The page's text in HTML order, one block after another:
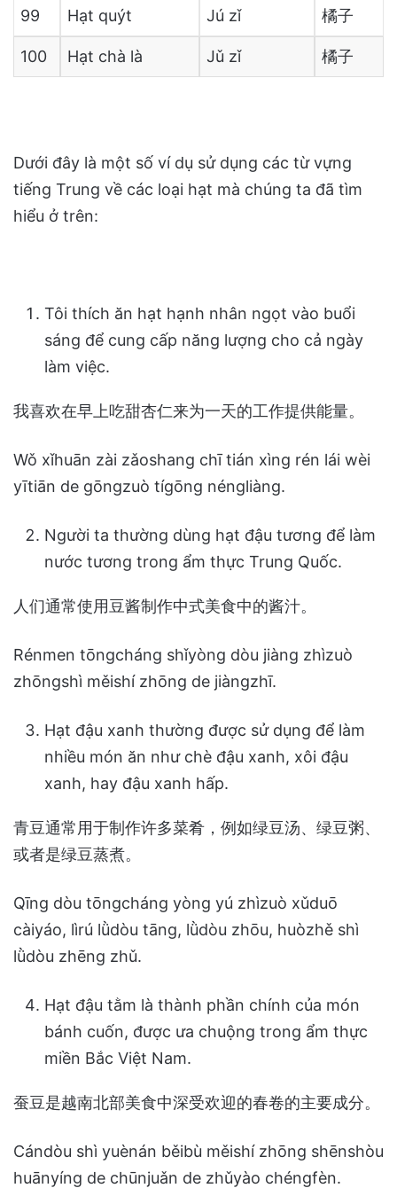
99 Hạt quýt Jú zǐ 橘子
100 Hạt chà là Jǔ zǐ 橘子
Dưới đây là một số ví dụ sử dụng các từ vựng
tiếng Trung về các loại hạt mà chúng ta đã tìm
hiểu ở trên:
Tôi thích ăn hạt hạnh nhân ngọt vào buổi
sáng để cung cấp năng lượng cho cả ngày
làm việc.
我喜欢在早上吃甜杏仁来为一天的工作提供能量。
Wǒ xǐhuān zài zǎoshang chī tián xìng rén lái wèi
yītiān de gōngzuò tígōng néngliàng.
Người ta thường dùng hạt đậu tương để làm
nước tương trong ẩm thực Trung Quốc.
人们通常使用豆酱制作中式美食中的酱汁。
Rénmen tōngcháng shǐyòng dòu jiàng zhìzuò
zhōngshì měishí zhōng de jiàngzhī.
Hạt đậu xanh thường được sử dụng để làm
nhiều món ăn như chè đậu xanh, xôi đậu
xanh, hay đậu xanh hấp.
青豆通常用于制作许多菜肴，例如绿豆汤、绿豆粥、
或者是绿豆蒸煮。
Qīng dòu tōngcháng yòng yú zhìzuò xǔduō
càiyáo, lìrú lǜdòu tāng, lǜdòu zhōu, huòzhě shì
lǜdòu zhēng zhǔ.
Hạt đậu tằm là thành phần chính của món
bánh cuốn, được ưa chuộng trong ẩm thực
miền Bắc Việt Nam.
蚕豆是越南北部美食中深受欢迎的春卷的主要成分。
Cándòu shì yuènán běibù měishí zhōng shēnshòu
huānyíng de chūnjuǎn de zhǔyào chéngfèn.